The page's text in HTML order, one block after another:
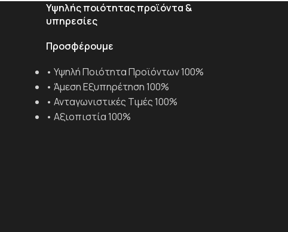
Υψηλής ποιότητας προϊόντα &
υπηρεσίες
Προσφέρουμε
• Υψηλή Ποιότητα Προϊόντων 100%
• Άμεση Εξυπηρέτηση 100%
• Ανταγωνιστικές Τιμές 100%
• Αξιοπιστία 100%